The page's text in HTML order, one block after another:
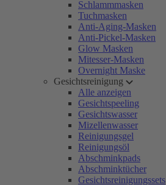
Schlammmasken
Tuchmasken
Anti-Aging-Masken
Anti-Pickel-Masken
Glow Masken
Mitesser-Masken
Overnight Maske
Gesichtsreinigung
Alle anzeigen
Gesichtspeeling
Gesichtswasser
Mizellenwasser
Reinigungsgel
Reinigungsöl
Abschminkpads
Abschminktücher
Gesichtsreinigungssets